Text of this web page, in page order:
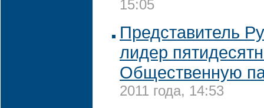
15:05
Представитель
лидер
Общественную
2011 года, 14:53